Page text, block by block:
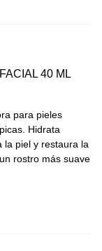
40 ML
para pieles
Hidrata
la piel y restaura la
rostro más suave